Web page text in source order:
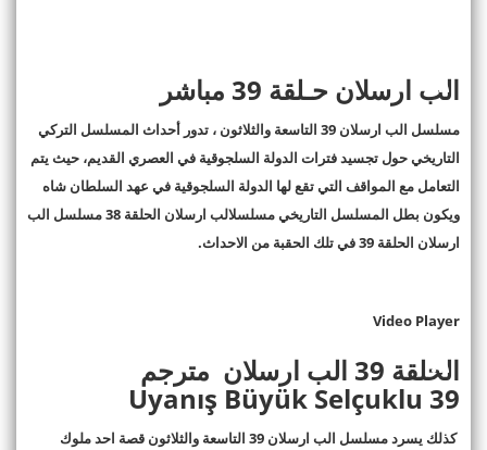
الب ارسلان حـلقة 39 مباشر
مسلسل الب ارسلان 39 التاسعة والثلاثون ، تدور أحداث المسلسل التركي
التاريخي حول تجسيد فترات الدولة السلجوقية في العصري القديم، حيث يتم
التعامل مع المواقف التي تقع لها الدولة السلجوقية في عهد السلطان شاه
ويكون بطل المسلسل التاريخي مسلسلالب ارسلان الحلقة 38 مسلسل الب
ارسلان الحلقة 39 في تلك الحقبة من الاحداث.
Video Player
الحلقة 39 الب ارسلان مترجم
39
كذلك يسرد مسلسل الب ارسلان 39 التاسعة والثلاثون قصة احد ملوك